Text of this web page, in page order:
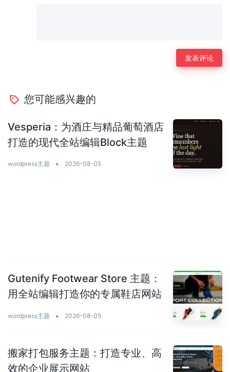
您可能感兴趣的
Vesperia：为酒庄与精品葡萄酒店
打造的现代全站编辑Block主题
wordpress主题 • 2026-08-05
Gutenify Footwear Store 主题：
用全站编辑打造你的专属鞋店网站
wordpress主题 • 2026-08-05
搬家打包服务主题：打造专业、高
效的企业展示网站